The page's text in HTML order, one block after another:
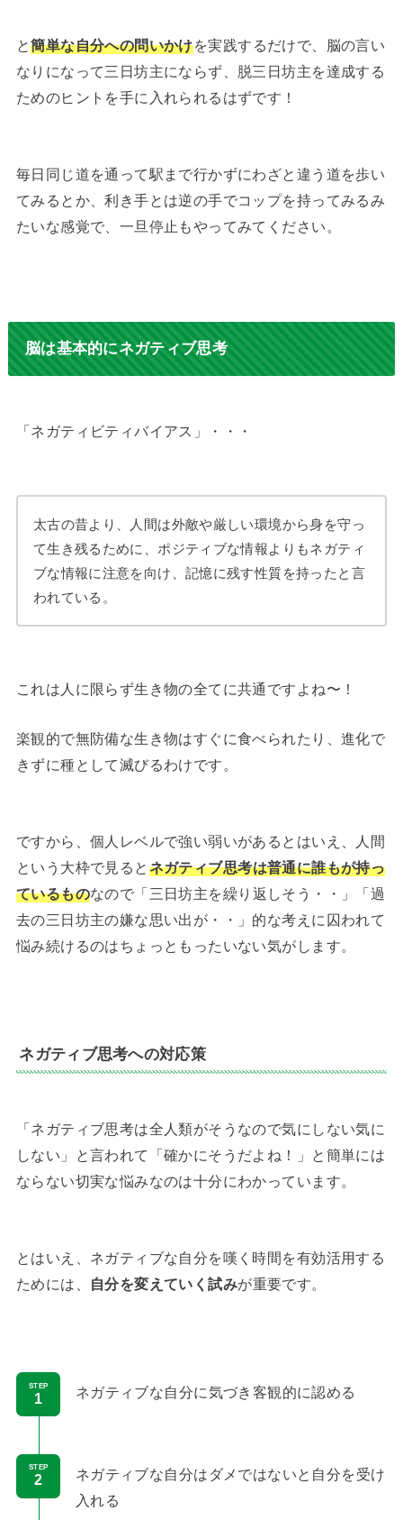
と簡単な自分への問いかけを実践するだけで、脳の言い
なりになって三日坊主にならず、脱三日坊主を達成する
ためのヒントを手に入れられるはずです！
毎日同じ道を通って駅まで行かずにわざと違う道を歩い
てみるとか、利き手とは逆の手でコップを持ってみるみ
たいな感覚で、一旦停止もやってみてください。
脳は基本的にネガティブ思考
「ネガティビティバイアス」・・・
太古の昔より、人間は外敵や厳しい環境から身を守っ
て生き残るために、ポジティブな情報よりもネガティ
ブな情報に注意を向け、記憶に残す性質を持ったと言
われている。
これは人に限らず生き物の全てに共通ですよね〜！
楽観的で無防備な生き物はすぐに食べられたり、進化で
きずに種として滅びるわけです。
ですから、個人レベルで強い弱いがあるとはいえ、人間
という大枠で見ると ネガティブ思考は普通に誰もが持っ
ているものなので「三日坊主を繰り返しそう・・」「過
去の三日坊主の嫌な思い出が・・」的な考えに囚われて
悩み続けるのはちょっともったいない気がします。
ネガティブ思考への対応策
「ネガティブ思考は全人類がそうなので気にしない気に
しない」と言われて「確かにそうだよね！」と簡単には
ならない切実な悩みなのは十分にわかっています。
とはいえ、ネガティブな自分を嘆く時間を有効活用する
ためには、
自分を変えていく試みが重要です。
STEP ネガティブな自分に気づき客観的に認める
STEP
ネガティブな自分はダメではないと自分を受け
入れる